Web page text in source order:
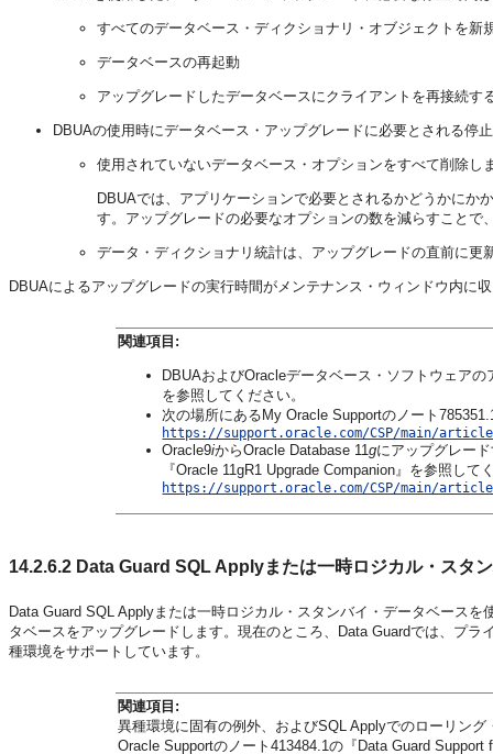
すべてのデータベース・ディクショナリ・オブジェクトを新
データベースの再起動
アップグレードしたデータベースにクライアントを再接続す
DBUAの使用時にデータベース・アップグレードに必要とされる停
使用されていないデータベース・オプションをすべて削除し
DBUAでは、アプリケーションで必要とされるかどうかにか
す。アップグレードの必要なオプションの数を減らすことで
データ・ディクショナリ統計は、アップグレードの直前に更
DBUAによるアップグレードの実行時間がメンテナンス・ウィンドウ内に
関連項目:
DBUAおよびOracleデータベース・ソフトウェア
を参照してください。
次の場所にあるMy Oracle Supportのノート
https://support.oracle.com/CSP/main/
Oracle9iからOracle Database 11gにアップグレー
『Oracle 11gR1 Upgrade Companion』を参照して
https://support.oracle.com/CSP/main/
14.2.6.2 Data Guard SQL Applyまたは一時ロジカル・スタ
Data Guard SQL Applyまたは一時ロジカル・スタンバイ・データベースを
タベースをアップグレードします。現在のところ、Data Guardでは、プ
種環境をサポートしています。
関連項目:
異種環境に固有の例外、およびSQL Applyでのローリン
Oracle Supportのノート413484.1の『Data Guard